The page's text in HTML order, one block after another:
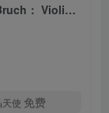
Anne-Sophie Mutter – Mendelssohn ／ Bruch： Violin Concertos【44.1kHz／16bit】0002894636412英国区
天使 免费